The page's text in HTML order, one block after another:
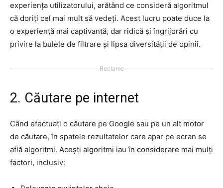
experiența utilizatorului, arătând ce consideră algoritmul
că doriți cel mai mult să vedeți. Acest lucru poate duce la
o experiență mai captivantă, dar ridică și îngrijorări cu
privire la bulele de filtrare și lipsa diversității de opinii.
Reclame
2. Căutare pe internet
Când efectuați o căutare pe Google sau pe un alt motor
de căutare, în spatele rezultatelor care apar pe ecran se
află algoritmi. Acești algoritmi iau în considerare mai mulți
factori, inclusiv: